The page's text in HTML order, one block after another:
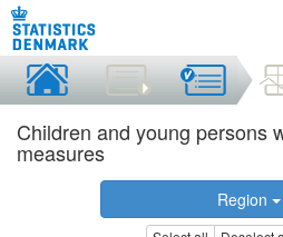
Children and young persons
measures
Region